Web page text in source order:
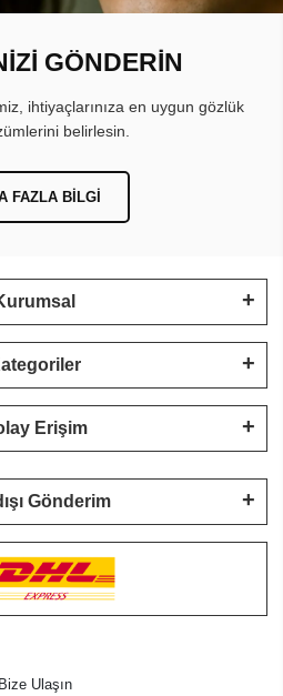
GÖNDERİN
ihtiyaçlarınıza en uygun gözlük
belirlesin.
FAZLA BILGI
Erişim
Gönderim
Bize Ulaşın